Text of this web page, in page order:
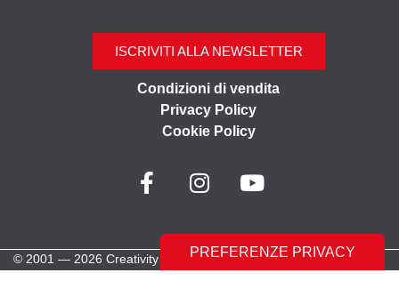
ISCRIVITI ALLA NEWSLETTER
Condizioni di vendita
Privacy Policy
Cookie Policy
© 2001 — 2026 Creativity Oggetti | Tutti i diritti riservati